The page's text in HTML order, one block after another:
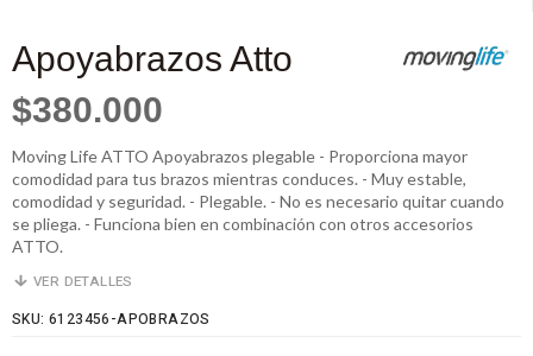
Apoyabrazos Atto
$380.000
Moving Life ATTO Apoyabrazos plegable - Proporciona mayor
comodidad para tus brazos mientras conduces. - Muy estable,
comodidad y seguridad. - Plegable. - No es necesario quitar cuando
se pliega. - Funciona bien en combinación con otros accesorios
ATTO.
VER DETALLES
SKU: 6123456-APOBRAZOS